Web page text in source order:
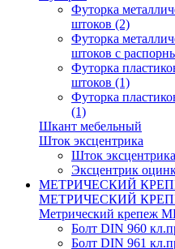
Футорка
штоков (2)
Футорка
штоков с
Футорка
штоков (1)
Футорка
(1)
Шкант мебельный
Шток эксцентрика
Шток
Эксцентрик
МЕТРИЧЕСКИЙ
МЕТРИЧЕСКИЙ
Метрический
Болт DIN 960
Болт DIN 961